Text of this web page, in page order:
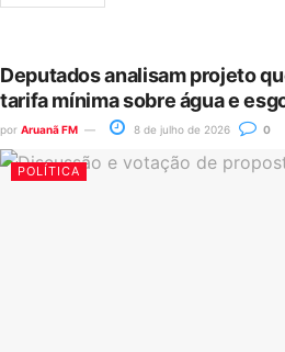
Deputados analisam projeto
tarifa mínima sobre água e
por Aruanã FM 8 de julho de 2026 0
POLÍTICA